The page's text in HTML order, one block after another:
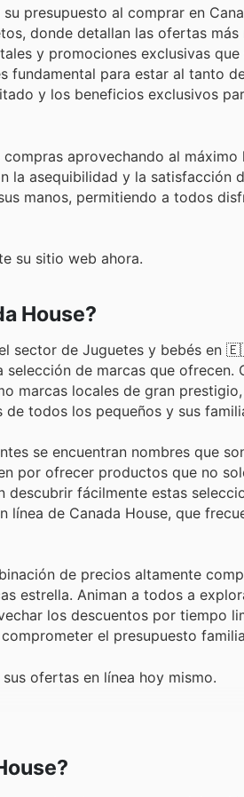
presupuesto al comprar en
donde detallan las ofertas
y promociones exclusivas
para estar al tanto
y los beneficios exclusivos
aprovechando al
la asequibilidad y la satisfacción
manos, permitiendo a todos
su sitio web ahora.
House?
sector de Juguetes y bebés en
de marcas que ofrecen.
marcas locales de gran
todos los pequeños y sus
se encuentran nombres que
por ofrecer productos que no
fácilmente estas
de Canada House, que
de precios altamente
estrella. Animan a todos a
los descuentos por tiempo
el presupuesto
ofertas en línea hoy mismo.